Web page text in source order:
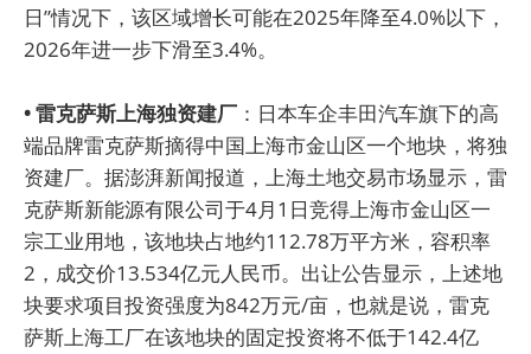
日”情况下，该区域增长可能在2025年降至4.0%以下，
2026年进一步下滑至3.4%。
• 雷克萨斯上海独资建厂 ：日本车企丰田汽车旗下的高
端品牌雷克萨斯摘得中国上海市金山区一个地块，将独
资建厂。据澎湃新闻报道，上海土地交易市场显示，雷
克萨斯新能源有限公司于4月1日竞得上海市金山区一
宗工业用地，该地块占地约112.78万平方米，容积率
2，成交价13.534亿元人民币。出让公告显示，上述地
块要求项目投资强度为842万元/亩，也就是说，雷克
萨斯上海工厂在该地块的固定投资将不低于142.4亿